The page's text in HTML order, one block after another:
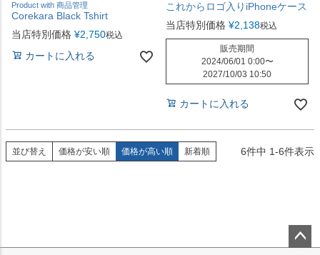
Product with 商品管理
Corekara Black Tshirt
当店特別価格 ¥2,750税込
カートに入れる
これからロゴ入りiPhoneケース
当店特別価格 ¥2,138税込
販売期間
2024/06/01 0:00〜
2027/10/03 10:50
カートに入れる
並び替え 価格が安い順 価格が高い順 新着順 6件中 1-6件表示